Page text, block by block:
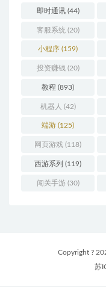
即时通讯(44)
客服系统 (20)
小程序 (159)
投资赚钱 (20)
教程 (893)
机器人 (42)
端游 (125)
网页游戏 (118)
西游系列 (119)
闯关手游(30)
Copyright ?
苏